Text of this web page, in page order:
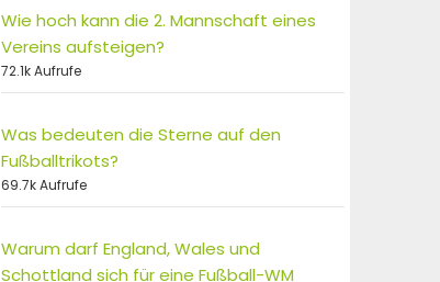
Wie hoch kann die 2. Mannschaft eines
Vereins aufsteigen?
72.1k Aufrufe
Was bedeuten die Sterne auf den
Fußballtrikots?
69.7k Aufrufe
Warum darf England, Wales und
Schottland sich für eine Fußball-WM